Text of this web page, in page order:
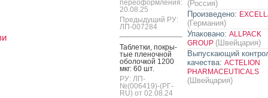
переоформления:
20.08.25
Предыдущий РУ:
ЛП-007284
Таб­летки, пок­ры­
тые пле­ноч­ной
обо­лоч­кой 1200
мкг: 60 шт.
РУ: ЛП-
№(006419)-(РГ-
RU) от 02.08.24
(Россия)
Произведено:
(Германия)
Упаковано: ALLPACK
GROUP (Швейцария)
Выпускающий
качества: ACTELION
PHARMACEUTICALS
(Швейцария)